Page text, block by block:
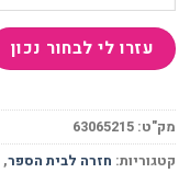
מק"ט: 63065215
קטגוריות: חזרה לבית הספר,